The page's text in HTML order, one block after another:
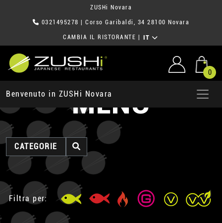
ZUSHi Novara
0321495278 | Corso Garibaldi, 34 28100 Novara
CAMBIA IL RISTORANTE IT
0
Benvenuto in ZUSHi NovaraMENU
CATEGORIE
Filtra per: